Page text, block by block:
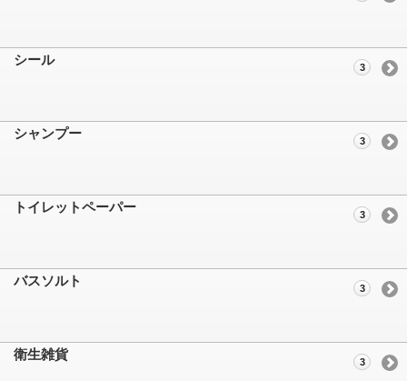
シール 3
シャンプー 3
トイレットペーパー 3
バスソルト 3
衛生雑貨 3